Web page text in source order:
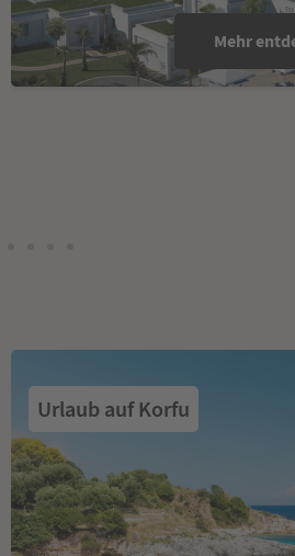
Mehr
Urlaub auf Korfu